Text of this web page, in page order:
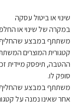
שינוי או ביטול עסקה
במקרה של שינוי או
משתתף במבצע שהחליף
קטגורית המוצרים
ההטבה, תיפסק מיידית
סופק לו.
משתתף במבצע
אחר שאינו נמנה על